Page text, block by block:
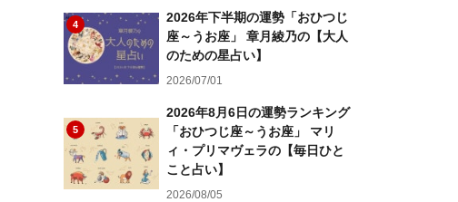
4
2026年下半期の運勢「おひつじ
座～うお座」 章月綾乃の【大人
のための星占い】
2026/07/01
5
2026年8月6日の運勢ランキング
「おひつじ座～うお座」 マリ
ィ・プリマヴェラの【毎日ひと
こと占い】
2026/08/05